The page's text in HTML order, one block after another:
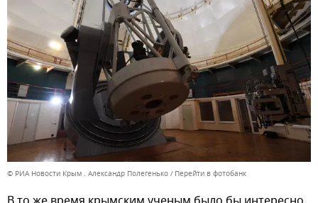
© РИА Новости Крым . Александр Полегенько Перейти в фотобанк